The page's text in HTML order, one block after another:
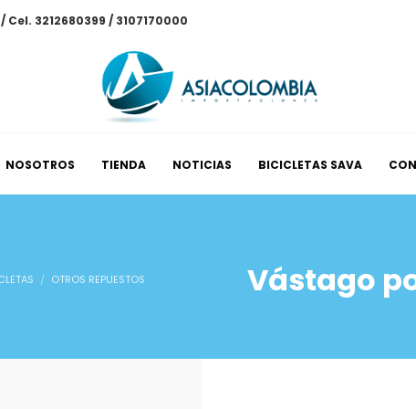
3212680399 / 3107170000
NOSOTROS TIENDA NOTICIAS BICICLETAS SAVA
OTROS REPUESTOS
Vástago